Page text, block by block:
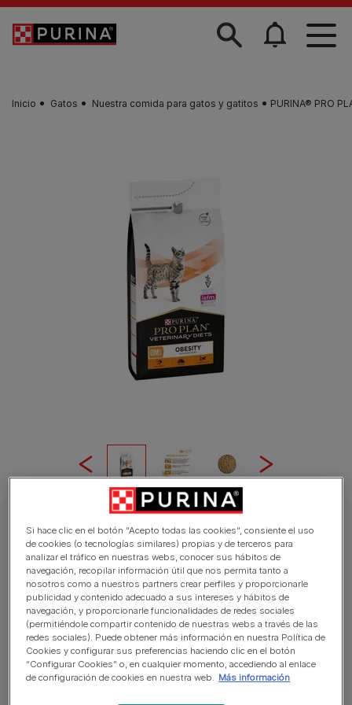
Skip to main content
Inicio Gatos Nuestra comida para gatos y gatitos PURINA® PRO
PRO PLAN VETERINARY DIETS Gato Pienso
PURINA® PRO PLAN® VETERINARY DIETS
Feline OM Obesity Management
Promedio:5 (1vote)
Tamaños disponibles: 1,5kg 5kg
Alimento dietético completo para gatos adultos.
Si hace clic en el botón “Acepto todas las cookies”, consiente el uso
de cookies (o tecnologías similares) propias y de terceros para
analizar el tráfico en nuestras webs, conocer sus hábitos de
navegación, recopilar información útil que nos permita tanto a
nosotros como a nuestros partners crear perfiles y proporcionarle
publicidad y contenido adecuado a sus intereses y hábitos de
navegación, y proporcionarle funcionalidades de redes sociales
(permitiéndole compartir contenido de nuestras webs a través de las
redes sociales). Puede obtener más información en nuestra Política de
Cookies y configurar sus preferencias haciendo clic en el botón
“Configurar Cookies” o, en cualquier momento, accediendo al enlace
de configuración de cookies en nuestra web. Más información